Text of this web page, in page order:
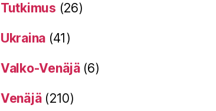
Tutkimus (26)
Ukraina (41)
Valko-Venäjä(6)
Venäjä(210)